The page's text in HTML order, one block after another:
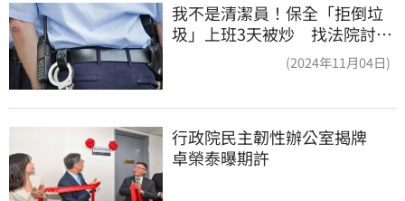
我不是清潔員！保全「拒倒垃
圾」上班3天被炒 找法院討公
(2024年11月04日)
行政院民主韌性辦公室揭牌
卓榮泰曝期許